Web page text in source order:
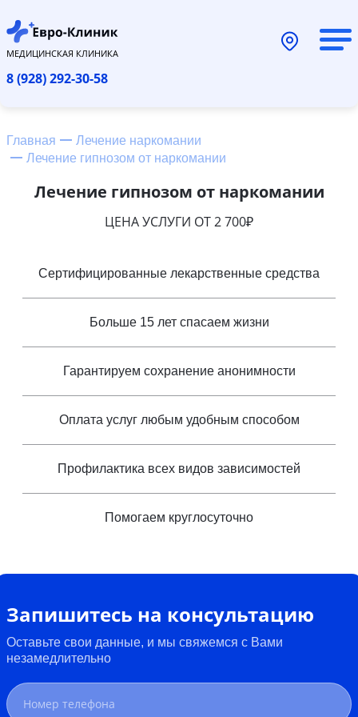
МЕДИЦИНСКАЯ КЛИНИКА
8 (928) 292-30-58
Главная
Лечение наркомании
Лечение гипнозом от наркомании
Лечение гипнозом от наркомании
ЦЕНА УСЛУГИ ОТ 2 700₽
Сертифицированные лекарственные средства
Больше 15 лет спасаем жизни
Гарантируем сохранение анонимности
Оплата услуг любым удобным способом
Профилактика всех видов зависимостей
Помогаем круглосуточно
Запишитесь на консультацию
Оставьте свои данные, и мы свяжемся с Вами
незамедлительно